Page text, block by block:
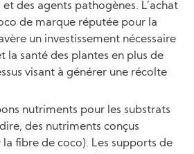
et des agents pathogènes. L’achat
de marque réputée pour la
un investissement nécessaire
la santé des plantes en plus de
visant à générer une récolte
nutriments pour les substrats
des nutriments conçus
fibre de coco). Les supports de